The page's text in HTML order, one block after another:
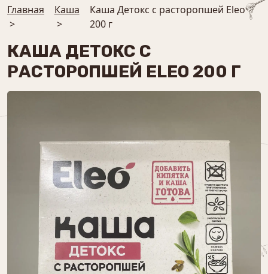
Главная
>
Каша
>
Каша Детокс с расторопшей Eleo
200 г
КАША ДЕТОКС С
РАСТОРОПШЕЙ ELEO 200 Г